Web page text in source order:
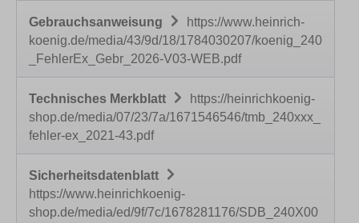
Gebrauchsanweisung
https://www.heinrich-
koenig.de/media/43/9d/18/1784030207/koenig_240
_FehlerEx_Gebr_2026-V03-WEB.pdf
Technisches Merkblatt
https://heinrichkoenig-
shop.de/media/07/23/7a/1671546546/tmb_240xxx_
fehler-ex_2021-43.pdf
Sicherheitsdatenblatt
https://www.heinrichkoenig-
shop.de/media/ed/9f/7c/1678281176/SDB_240X00